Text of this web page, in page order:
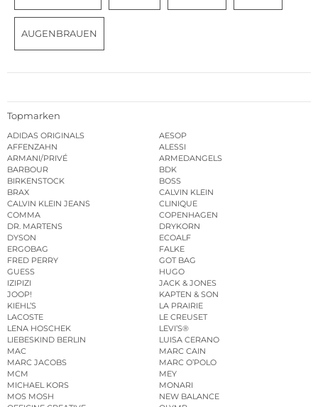
AUGENBRAUEN
Topmarken
ADIDAS ORIGINALS
AESOP
AFFENZAHN
ALESSI
ARMANI/PRIVÉ
ARMEDANGELS
BARBOUR
BDK
BIRKENSTOCK
BOSS
BRAX
CALVIN KLEIN
CALVIN KLEIN JEANS
CLINIQUE
COMMA
COPENHAGEN
DR. MARTENS
DRYKORN
DYSON
ECOALF
ERGOBAG
FALKE
FRED PERRY
GOT BAG
GUESS
HUGO
IZIPIZI
JACK & JONES
JOOP!
KAPTEN & SON
KIEHL’S
LA PRAIRIE
LACOSTE
LE CREUSET
LENA HOSCHEK
LEVI’S®
LIEBESKIND BERLIN
LUISA CERANO
MAC
MARC CAIN
MARC JACOBS
MARC O’POLO
MCM
MEY
MICHAEL KORS
MONARI
MOS MOSH
NEW BALANCE